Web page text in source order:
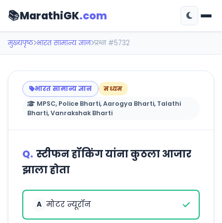
📚MarathiGK.com
मुख्यपृष्ठ भारत सामान्य ज्ञान प्रश्न #5732
भारत सामान्य ज्ञान
मध्यम
MPSC, Police Bharti, Aarogya Bharti, Talathi
Bharti, Vanrakshak Bharti
Q. स्टीफन हॉकिंग यांना कुठला आजार
झाला होता
A मोटर न्यूरॉन